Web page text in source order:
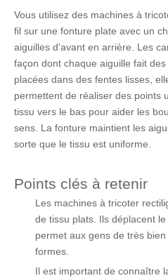
Vous utilisez des machines à
fil sur une fonture plate avec un
aiguilles d'avant en arrière. Les
façon dont chaque aiguille fait
placées dans des fentes lisses,
permettent de réaliser des points
tissu vers le bas pour aider les
sens. La fonture maintient les
sorte que le tissu est uniforme.
Points clés à retenir
Les machines à tricoter
de tissu plats. Ils déplacent
permet aux gens de très
formes.
Il est important de connaître